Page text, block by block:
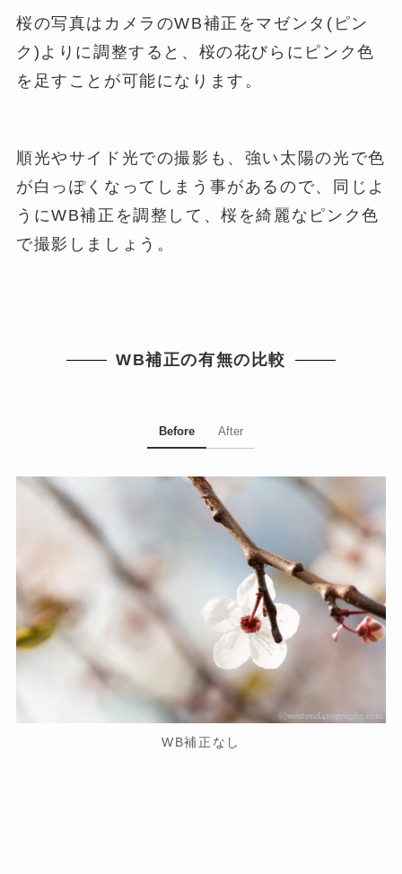
桜の写真はカメラのWB補正をマゼンタ(ピン
ク)よりに調整すると、桜の花びらにピンク色
を足すことが可能になります。
順光やサイド光での撮影も、強い太陽の光で色
が白っぽくなってしまう事があるので、同じよ
うにWB補正を調整して、桜を綺麗なピンク色
で撮影しましょう。
WB補正の有無の比較
Before After
WB補正なし